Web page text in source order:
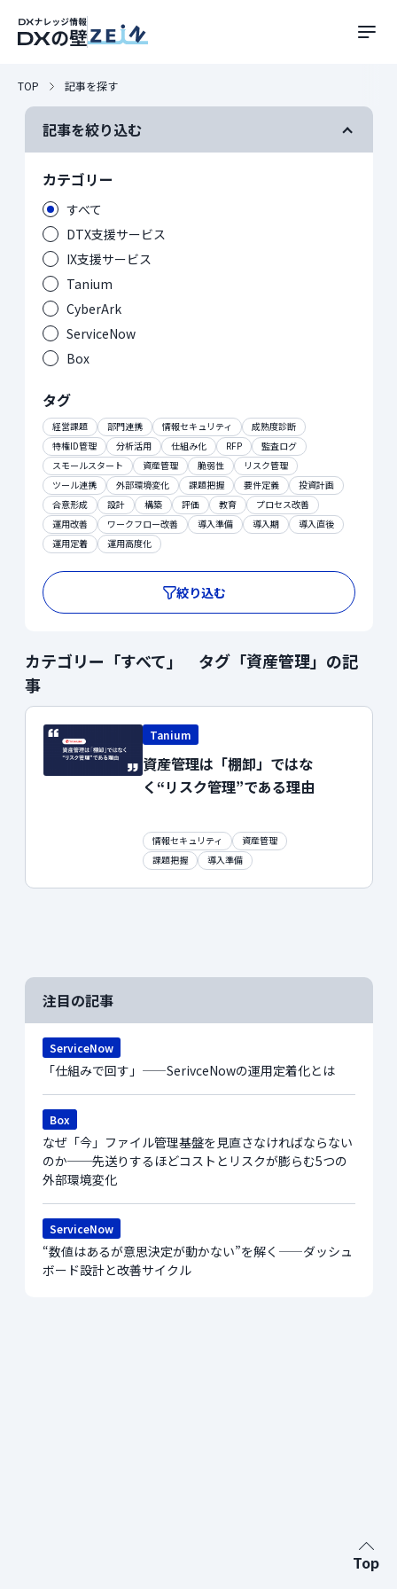
TOP 記事を探す
記事を絞り込む
カテゴリー
すべて
DTX支援サービス
IX支援サービス
Tanium
CyberArk
ServiceNow
Box
タグ
経営課題 部門連携 情報セキュリティ
成熟度診断
特権ID管理
分析活用 仕組み化 RFP
監査ログ
スモールスタート
資産管理 脆弱性
リスク管理
ツール連携
外部環境変化 課題把握 要件定義
投資計画
合意形成
設計 構築 評価 教育
プロセス改善
運用改善
ワークフロー改善 導入準備 導入期
導入直後
運用定着
運用高度化
絞り込む
カテゴリー「すべて」 タグ「資産管理」の記
事
Tanium
資産管理は「棚卸」ではな
く“リスク管理”である理由
情報セキュリティ
資産管理
課題把握
導入準備
注目の記事
ServiceNow
「仕組みで回す」——SerivceNowの運用定着化とは
Box
なぜ「今」ファイル管理基盤を見直さなければならない
のか──先送りするほどコストとリスクが膨らむ5つの
外部環境変化
ServiceNow
“数値はあるが意思決定が動かない”を解く——ダッシュ
ボード設計と改善サイクル
Top